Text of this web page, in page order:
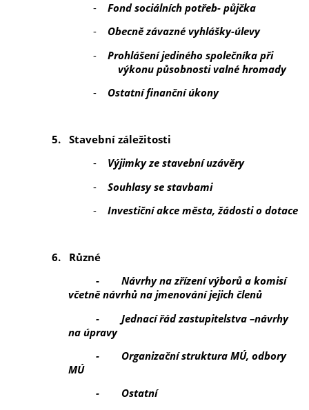
-
Fond sociálních potřeb- půjčka
-
Obecně závazné vyhlášky-úlevy
-
Prohlášení jediného společníka při
výkonu působnosti valné hromady
-
Ostatní finanční úkony
5. Stavební záležitosti
-
Výjimky ze stavební uzávěry
-
Souhlasy se stavbami
-
Investiční akce města, žádosti o dotace
6.
Různé
- Návrhy na zřízení výborů a komisí
včetně návrhů na jmenování jejich členů
- Jednací řád zastupitelstva –návrhy
na úpravy
- Organizační struktura MÚ, odbory
MÚ
- Ostatní